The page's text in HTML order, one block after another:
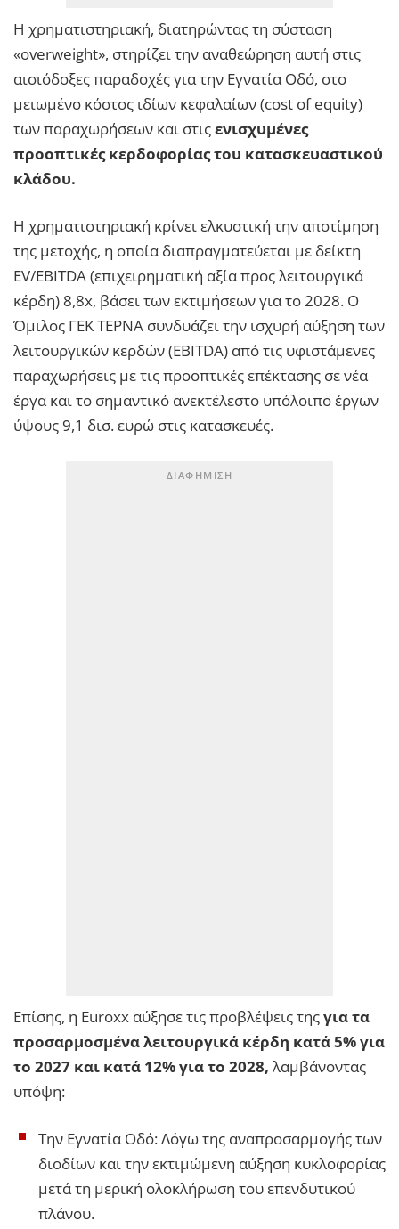
Η χρηματιστηριακή, διατηρώντας τη σύσταση
«overweight», στηρίζει την αναθεώρηση αυτή στις
αισιόδοξες παραδοχές για την Εγνατία Οδό, στο
μειωμένο κόστος ιδίων κεφαλαίων (cost of equity)
των παραχωρήσεων και στιςενισχυμένες
προοπτικές κερδοφορίας του κατασκευαστικού
κλάδου.
Η χρηματιστηριακή κρίνει ελκυστική την αποτίμηση
της μετοχής, η οποία διαπραγματεύεται με δείκτη
EV/EBITDA (επιχειρηματική αξία προς λειτουργικά
κέρδη) 8,8x, βάσει των εκτιμήσεων για το 2028. Ο
Όμιλος ΓΕΚ ΤΕΡΝΑ συνδυάζει την ισχυρή αύξηση των
λειτουργικών κερδών (EBITDA) από τις υφιστάμενες
παραχωρήσεις με τις προοπτικές επέκτασης σε νέα
έργα και το σημαντικό ανεκτέλεστο υπόλοιπο έργων
ύψους 9,1 δισ. ευρώ στις κατασκευές.
Επίσης, η Euroxx αύξησε τις προβλέψεις τηςγια τα
προσαρμοσμένα λειτουργικά κέρδη κατά 5% για
το 2027 και κατά 12% για το 2028, λαμβάνοντας
υπόψη:
Την Εγνατία Οδό: Λόγω της αναπροσαρμογής των
διοδίων και την εκτιμώμενη αύξηση κυκλοφορίας
μετά τη μερική ολοκλήρωση του επενδυτικού
πλάνου.